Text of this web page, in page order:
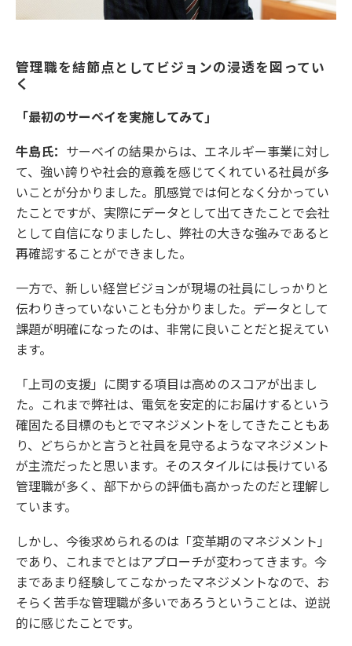
管理職を結節点としてビジョンの浸透を図ってい
く
「最初のサーベイを実施してみて」
牛島氏： サーベイの結果からは、エネルギー事業に対し
て、強い誇りや社会的意義を感じてくれている社員が多
いことが分かりました。肌感覚では何となく分かってい
たことですが、実際にデータとして出てきたことで会社
として自信になりましたし、弊社の大きな強みであると
再確認することができました。
一方で、新しい経営ビジョンが現場の社員にしっかりと
伝わりきっていないことも分かりました。データとして
課題が明確になったのは、非常に良いことだと捉えてい
ます。
「上司の支援」に関する項目は高めのスコアが出まし
た。これまで弊社は、電気を安定的にお届けするという
確固たる目標のもとでマネジメントをしてきたこともあ
り、どちらかと言うと社員を見守るようなマネジメント
が主流だったと思います。そのスタイルには長けている
管理職が多く、部下からの評価も高かったのだと理解し
ています。
しかし、今後求められるのは「変革期のマネジメント」
であり、これまでとはアプローチが変わってきます。今
まであまり経験してこなかったマネジメントなので、お
そらく苦手な管理職が多いであろうということは、逆説
的に感じたことです。